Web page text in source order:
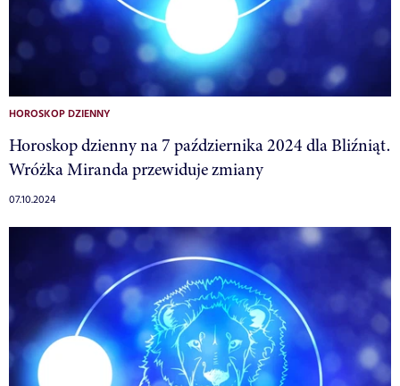
HOROSKOP DZIENNY
Horoskop dzienny na 7 października 2024 dla Bliźniąt.
Wróżka Miranda przewiduje zmiany
07.10.2024